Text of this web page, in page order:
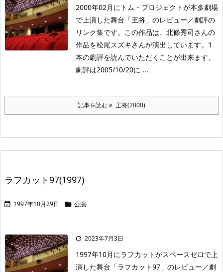
2000年02月にトム・プロジェクトが本多劇場
で上演した舞台「王将」のレビュー／劇評の
リンク集です。この作品は、北條秀司さんの
作品を松尾スズキさんが演出しています。1
本の劇評を読んでいただくことが出来ます。
劇評は2005/10/20に ...
記事を読む 王将(2000)
ラフカット97(1997)
 1997年10月29日  公演
 2023年7月3日
1997年10月にラフカットがスペースゼロで上
演した舞台「ラフカット97」のレビュー／劇